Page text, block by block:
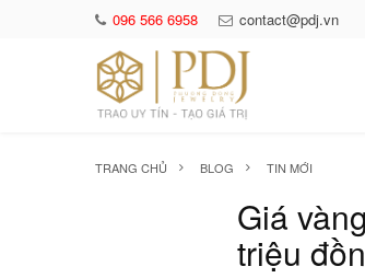
096 566 6958 contact@pdj.vn
TRANG CHỦ BLOG TIN MỚI
Giá
triệu